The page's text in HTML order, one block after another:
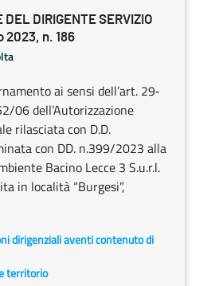
DEL DIRIGENTE SERVIZIO
2023, n. 186
ai sensi dell’art. 29‐
06 dell’Autorizzazione
rilasciata con D.D.
con DD. n.399/2023 alla
Bacino Lecce 3 S.u.r.l.
in località “Burgesi”,
dirigenziali aventi contenuto di
territorio